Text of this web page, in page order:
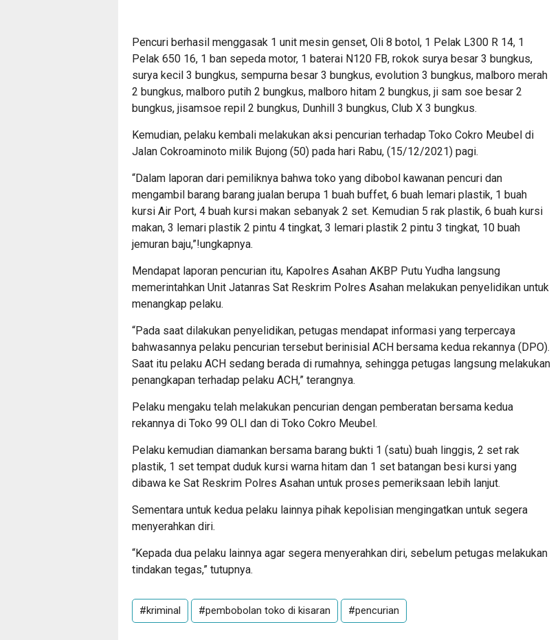
Pencuri berhasil menggasak 1 unit mesin genset, Oli 8 botol, 1 Pelak L300 R 14, 1
Pelak 650 16, 1 ban sepeda motor, 1 baterai N120 FB, rokok surya besar 3 bungkus,
surya kecil 3 bungkus, sempurna besar 3 bungkus, evolution 3 bungkus, malboro merah
2 bungkus, malboro putih 2 bungkus, malboro hitam 2 bungkus, ji sam soe besar 2
bungkus, jisamsoe repil 2 bungkus, Dunhill 3 bungkus, Club X 3 bungkus.
Kemudian, pelaku kembali melakukan aksi pencurian terhadap Toko Cokro Meubel di
Jalan Cokroaminoto milik Bujong (50) pada hari Rabu, (15/12/2021) pagi.
“Dalam laporan dari pemiliknya bahwa toko yang dibobol kawanan pencuri dan
mengambil barang barang jualan berupa 1 buah buffet, 6 buah lemari plastik, 1 buah
kursi Air Port, 4 buah kursi makan sebanyak 2 set. Kemudian 5 rak plastik, 6 buah kursi
makan, 3 lemari plastik 2 pintu 4 tingkat, 3 lemari plastik 2 pintu 3 tingkat, 10 buah
jemuran baju,”!ungkapnya.
Mendapat laporan pencurian itu, Kapolres Asahan AKBP Putu Yudha langsung
memerintahkan Unit Jatanras Sat Reskrim Polres Asahan melakukan penyelidikan untuk
menangkap pelaku.
“Pada saat dilakukan penyelidikan, petugas mendapat informasi yang terpercaya
bahwasannya pelaku pencurian tersebut berinisial ACH bersama kedua rekannya (DPO).
Saat itu pelaku ACH sedang berada di rumahnya, sehingga petugas langsung melakukan
penangkapan terhadap pelaku ACH,” terangnya.
Pelaku mengaku telah melakukan pencurian dengan pemberatan bersama kedua
rekannya di Toko 99 OLI dan di Toko Cokro Meubel.
Pelaku kemudian diamankan bersama barang bukti 1 (satu) buah linggis, 2 set rak
plastik, 1 set tempat duduk kursi warna hitam dan 1 set batangan besi kursi yang
dibawa ke Sat Reskrim Polres Asahan untuk proses pemeriksaan lebih lanjut.
Sementara untuk kedua pelaku lainnya pihak kepolisian mengingatkan untuk segera
menyerahkan diri.
“Kepada dua pelaku lainnya agar segera menyerahkan diri, sebelum petugas melakukan
tindakan tegas,” tutupnya.
#kriminal #pembobolan toko di kisaran #pencurian